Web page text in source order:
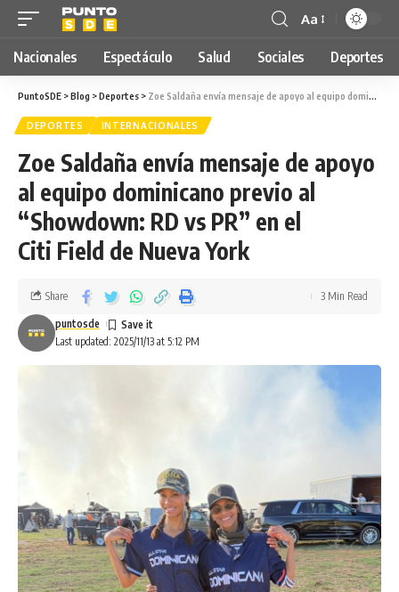
Aa
Nacionales Espectáculo Salud Sociales Deportes
PuntoSDE >Blog >Deportes > Zoe Saldaña envía mensaje de apoyo al equipo dominicano previo al “Showdown: RD vs PR” en el Citi Field de Nueva York
DEPORTES INTERNACIONALES
Zoe Saldaña envía mensaje de apoyo
al equipo dominicano previo al
“Showdown: RD vs PR” en el
Citi Field de Nueva York
Last updated: 2025/11/13 at 5:12 PM
puntosde
Share 3 Min Read